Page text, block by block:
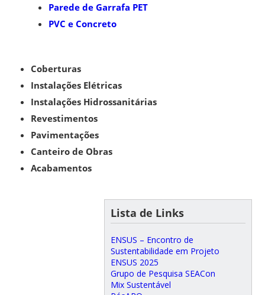
Parede de Garrafa PET
PVC e Concreto
Coberturas
Instalações Elétricas
Instalações Hidrossanitárias
Revestimentos
Pavimentações
Canteiro de Obras
Acabamentos
Lista de Links
ENSUS – Encontro de
Sustentabilidade em Projeto
ENSUS 2025
Grupo de Pesquisa SEACon
Mix Sustentável